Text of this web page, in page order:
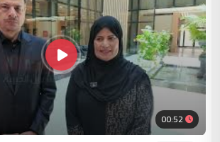
00:52